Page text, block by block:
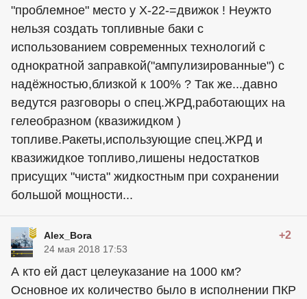
"проблемное" место у Х-22-=движок ! Неужто
нельзя создать топливные баки с
использованием современных технологий с
однократной заправкой("ампулизированные") с
надёжностью,близкой к 100% ? Так же...давно
ведутся разговоры о спец.ЖРД,работающих на
гелеобразном (квазижидком )
топливе.Ракеты,использующие спец.ЖРД и
квазижидкое топливо,лишены недостатков
присущих "чиста" жидкостным при сохранении
большой мощности...
Alex_Bora +2
24 мая 2018 17:53
А кто ей даст целеуказание на 1000 км?
Основное их количество было в исполнении ПКР